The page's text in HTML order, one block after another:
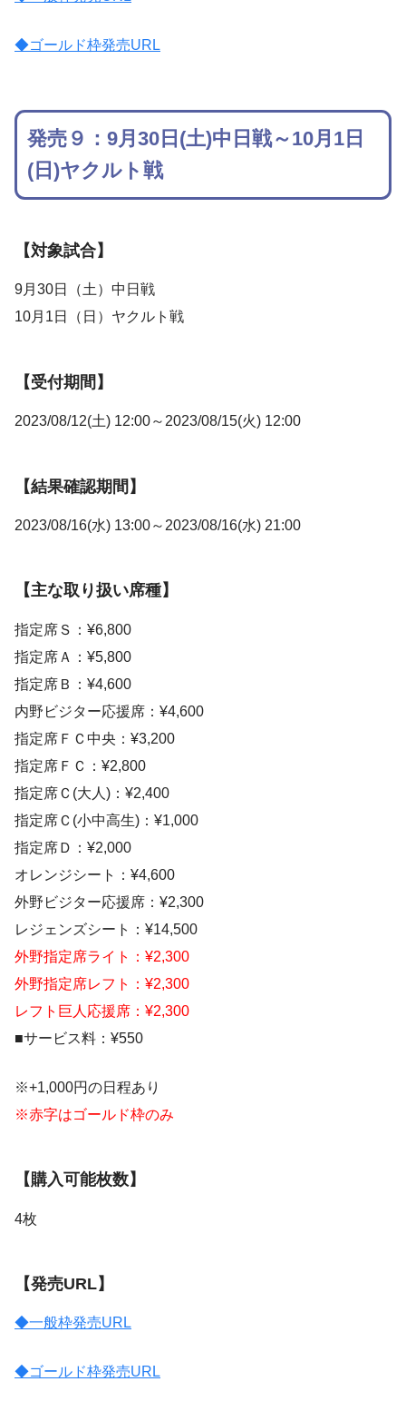
◆ゴールド枠発売URL
発売９：9月30日(土)中日戦～10月1日
(日)ヤクルト戦
【対象試合】
9月30日（土）中日戦
10月1日（日）ヤクルト戦
【受付期間】
2023/08/12(土) 12:00～2023/08/15(火) 12:00
【結果確認期間】
2023/08/16(水) 13:00～2023/08/16(水) 21:00
【主な取り扱い席種】
指定席Ｓ：¥6,800
指定席Ａ：¥5,800
指定席Ｂ：¥4,600
内野ビジター応援席：¥4,600
指定席ＦＣ中央：¥3,200
指定席ＦＣ：¥2,800
指定席Ｃ(大人)：¥2,400
指定席Ｃ(小中高生)：¥1,000
指定席Ｄ：¥2,000
オレンジシート：¥4,600
外野ビジター応援席：¥2,300
レジェンズシート：¥14,500
外野指定席ライト：¥2,300
外野指定席レフト：¥2,300
レフト巨人応援席：¥2,300
■サービス料：¥550
※+1,000円の日程あり
※赤字はゴールド枠のみ
【購入可能枚数】
4枚
【発売URL】
◆一般枠発売URL
◆ゴールド枠発売URL